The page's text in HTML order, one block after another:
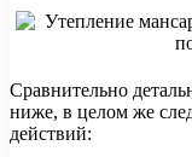
Сравнительно
ниже, в целом же
действий: